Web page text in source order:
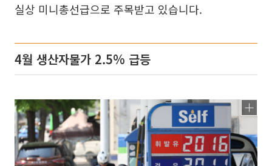
실상 미니총선급으로 주목받고 있습니다.
4월 생산자물가 2.5% 급등